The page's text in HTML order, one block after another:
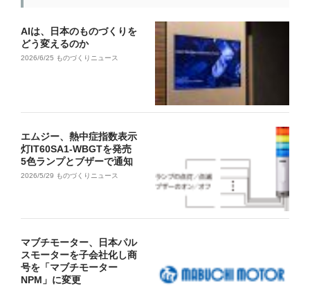
AIは、日本のものづくりを
どう変えるのか
2026/6/25 ものづくりニュース
エムジー、熱中症指数表示
灯IT60SA1-WBGTを発売
5色ランプとブザーで通知
2026/5/29 ものづくりニュース
マブチモーター、日本パル
スモーターを子会社化し商
号を「マブチモーター
NPM」に変更